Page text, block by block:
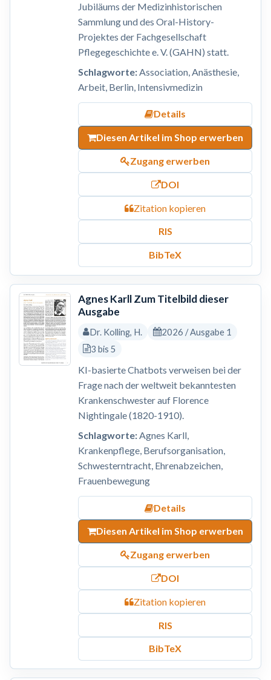
Jubiläums der Medizinhistorischen
Sammlung und des Oral-History-
Projektes der Fachgesellschaft
Pflegegeschichte e. V. (GAHN) statt.
Schlagworte:Association, Anästhesie,
Arbeit, Berlin, Intensivmedizin
Details
Diesen Artikel im Shop erwerben
Zugang erwerben
DOI
Zitation kopieren
RIS
BibTeX
Agnes Karll Zum Titelbild dieser
Ausgabe
Dr. Kolling, H.
2026 / Ausgabe 1
3 bis 5
KI-basierte Chatbots verweisen bei der
Frage nach der weltweit bekanntesten
Krankenschwester auf Florence
Nightingale (1820-1910).
Schlagworte:Agnes Karll,
Krankenpflege, Berufsorganisation,
Schwesterntracht, Ehrenabzeichen,
Frauenbewegung
Details
Diesen Artikel im Shop erwerben
Zugang erwerben
DOI
Zitation kopieren
RIS
BibTeX